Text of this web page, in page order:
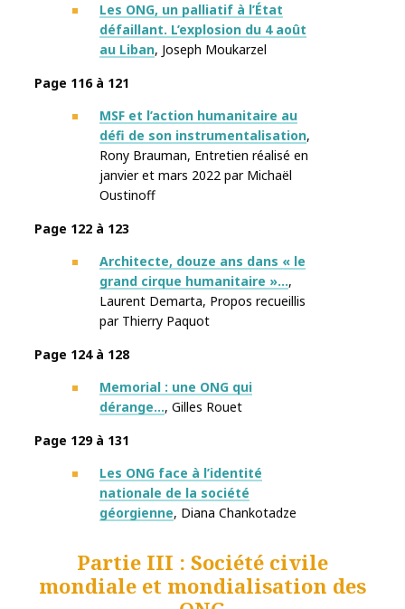
Les ONG, un palliatif à l’État
défaillant. L’explosion du 4 août
au Liban, Joseph Moukarzel
Page 116 à 121
MSF et l’action humanitaire au
défi de son instrumentalisation,
Rony Brauman, Entretien réalisé en
janvier et mars 2022 par Michaël
Oustinoff
Page 122 à 123
Architecte, douze ans dans « le
grand cirque humanitaire »…,
Laurent Demarta, Propos recueillis
par Thierry Paquot
Page 124 à 128
Memorial : une ONG qui
dérange…, Gilles Rouet
Page 129 à 131
Les ONG face à l’identité
nationale de la société
géorgienne, Diana Chankotadze
Partie III : Société civile
mondiale et mondialisation des